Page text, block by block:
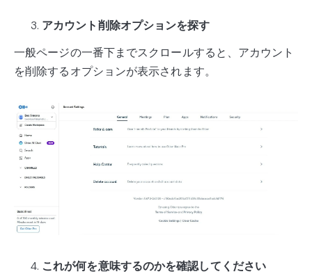
アカウント削除オプションを探す
一般ページの一番下までスクロールすると、アカウント
を削除するオプションが表示されます。
これが何を意味するのかを確認してください